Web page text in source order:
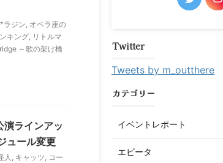
ラジン, オペラ座の
キング, リトルマ
～歌の架け橋
演ラインアッ
ュール変更
人, キャッツ, コー
Twitter
Tweets by m_outthere
カテゴリー
イベントレポート
エビータ